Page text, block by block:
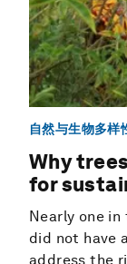
自然与生物多样
Why
for
Nearly one
did not have
address the